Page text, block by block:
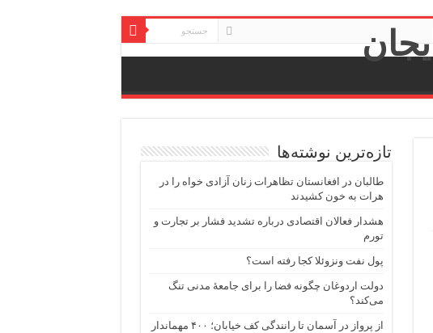
تازه‌ترین نوشته‌ها
طالبان در افغانستان تظاهرات زنان آزادی خواه را در
هرات به خون کشیدند
هشدار فعالان اقتصادی درباره تشدید فشار بر تجارت و
تورم
پول نفت ونزوئلا کجا رفته است؟
دولت اردوغان چگونه فضا را برای جامعهٔ مدنی تنگ
می‌کند؟
از پرواز در آسمان تا رانندگی کف خیابان؛ ۴۰۰ مهماندار